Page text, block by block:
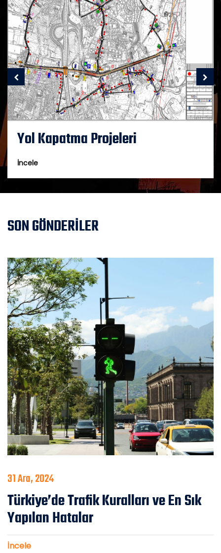
Yol Kapatma Projeleri
İncele
SON GÖNDERİLER
31 Ara, 2024
Türkiye’de Trafik Kuralları ve En Sık
Yapılan Hatalar
İncele